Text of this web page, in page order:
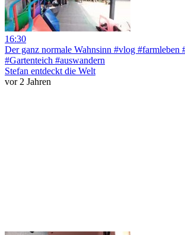
16:30
Der ganz normale Wahnsinn #vlog #farmleben
#Gartenteich #auswandern
Stefan entdeckt die Welt
vor 2 Jahren